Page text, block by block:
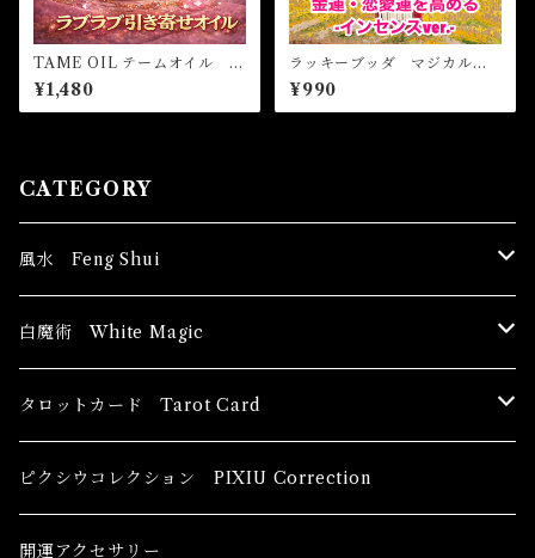
TAME OIL テームオイル -
理想の恋愛を引き寄せる-
¥1,480
ラッキーブッダ マジカルス
ティックインセンス LUCK
Y BUDDHA Magical Stick
Incense
¥990
CATEGORY
風水 Feng Shui
ブッダ Buddha
恋愛運
健康運 Health
金運 Money
白魔術 White Magic
香油 Oils
恋愛 Love
金運 Money
キャンドル Candles
恋愛 Love
線香 Stick Incense
タロットカード Tarot Card
初心者向け For The Beginners
中級者向け
ピクシウコレクション PIXIU Correction
開運アクセサリー